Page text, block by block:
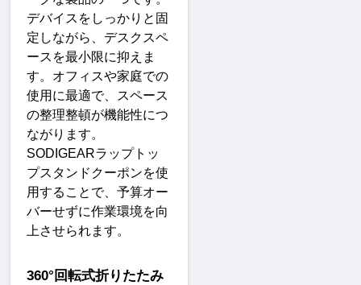
デバイスをしっかりと固
定しながら、デスクスペ
ースを最小限に抑えま
す。オフィスや家庭での
使用に最適で、スペース
の整理整頓が機能性につ
ながります。
SODIGEARラップトッ
プスタンドクーポンを使
用することで、予算オー
バーせずに作業環境を向
上させられます。
360°回転式折りたたみ